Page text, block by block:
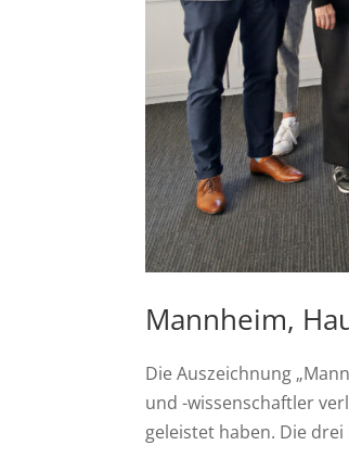
Mannheim,
Die Auszeichnung
und -wissenschaftler
geleistet haben. Die